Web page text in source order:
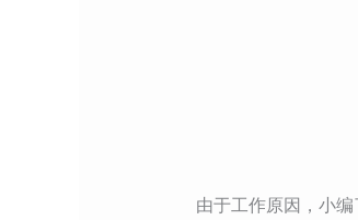
由于工作原因，小